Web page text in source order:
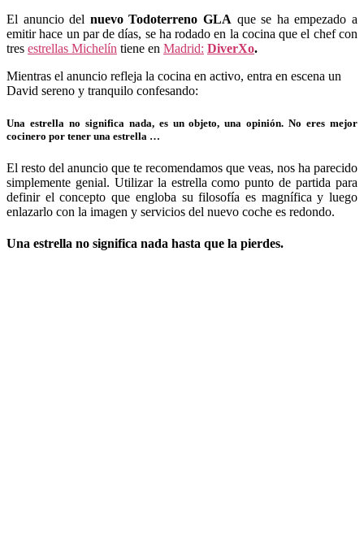
El anuncio del nuevo Todoterreno GLA que se ha empezado a
emitir hace un par de días, se ha rodado en la cocina que el chef con
tres estrellas Michelín tiene en Madrid: DiverXo.
Mientras el anuncio refleja la cocina en activo, entra en escena un
David sereno y tranquilo confesando:
Una estrella no significa nada, es un objeto, una opinión. No eres mejor
cocinero por tener una estrella …
El resto del anuncio que te recomendamos que veas, nos ha parecido
simplemente genial. Utilizar la estrella como punto de partida para
definir el concepto que engloba su filosofía es magnífica y luego
enlazarlo con la imagen y servicios del nuevo coche es redondo.
Una estrella no significa nada hasta que la pierdes.